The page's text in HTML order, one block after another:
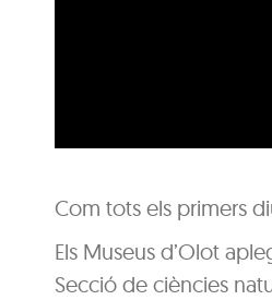
Com tots els primers
Els Museus d’Olot
Secció de ciències